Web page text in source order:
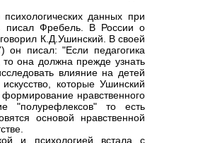
данных при
писал Фребель. В России о
К.Д.Ушинский. В своей
он писал: "Если педагогика
то она должна прежде узнать
влияние на детей
которые Ушинский
нравственного
"полурефлексов" то есть
основой нравственной
и психологией встала с